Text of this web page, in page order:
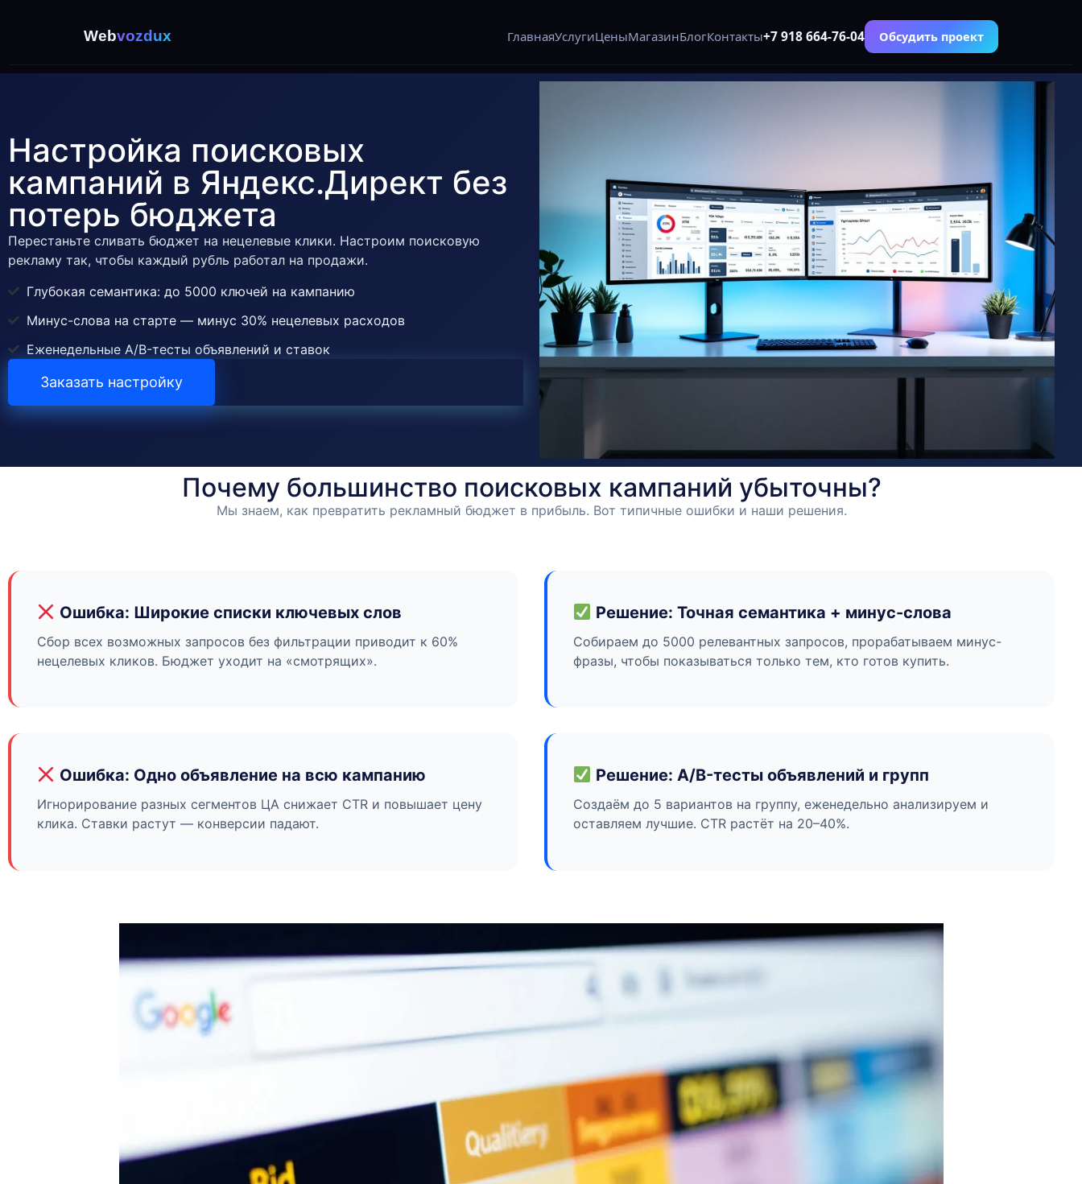
Webvozdux ГлавнаяУслугиЦеныМагазинБлогКонтакты+7 918 664-76-04 Обсудить проект
Настройка поисковых
кампаний в Яндекс.Директ без
потерь бюджета
Перестаньте сливать бюджет на нецелевые клики. Настроим поисковую
рекламу так, чтобы каждый рубль работал на продажи.
Глубокая семантика: до 5000 ключей на кампанию
Минус-слова на старте — минус 30% нецелевых расходов
Еженедельные A/B-тесты объявлений и ставок
Заказать настройку
Почему большинство поисковых кампаний убыточны?
Мы знаем, как превратить рекламный бюджет в прибыль. Вот типичные ошибки и наши решения.
Ошибка: Широкие списки ключевых слов
Сбор всех возможных запросов без фильтрации приводит к 60%
нецелевых кликов. Бюджет уходит на «смотрящих».
Решение: Точная семантика + минус-слова
Собираем до 5000 релевантных запросов, прорабатываем минус-
фразы, чтобы показываться только тем, кто готов купить.
Ошибка: Одно объявление на всю кампанию
Игнорирование разных сегментов ЦА снижает CTR и повышает цену
клика. Ставки растут — конверсии падают.
Решение: A/B-тесты объявлений и групп
Создаём до 5 вариантов на группу, еженедельно анализируем и
оставляем лучшие. CTR растёт на 20–40%.